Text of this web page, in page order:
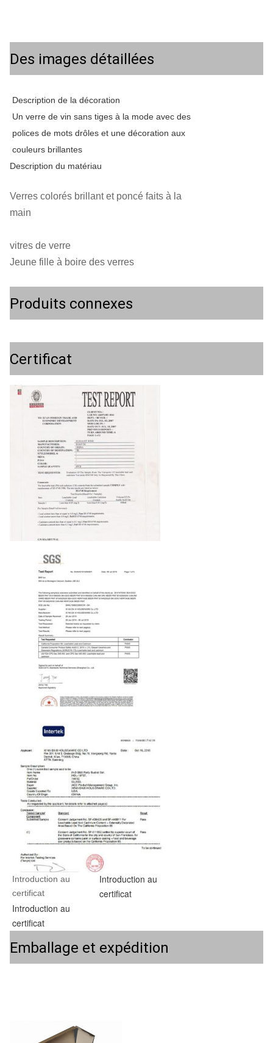
Des images détaillées
Description de la décoration
Un verre de vin sans tiges à la mode avec des
polices de mots drôles et une décoration aux
couleurs brillantes
Description du matériau
Verres colorés brillant et poncé faits à la
main
vitres de verre
Jeune fille à boire des verres
Produits connexes
Certificat
Introduction au
certificat
Introduction au
certificat
Introduction au
certificat
Emballage et expédition